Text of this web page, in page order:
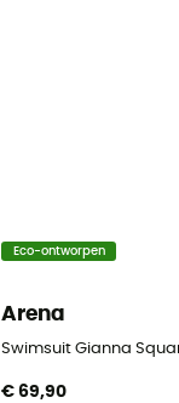
Eco-ontworpen
Arena
Swimsuit Gianna
€ 69,90